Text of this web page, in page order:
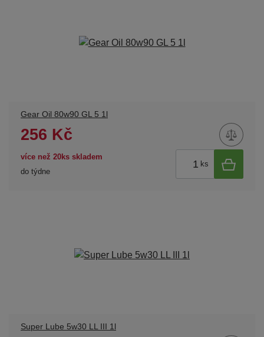
Gear Oil 80w90 GL 5 1l
256 Kč
více než 20ks skladem
do týdne
ks
Super Lube 5w30 LL III 1l